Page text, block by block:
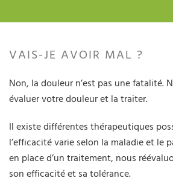
VAIS-JE AVOIR MAL ?
Non, la douleur n’est pas une fatalité.
évaluer votre douleur et la traiter.
Il existe différentes thérapeutiques
l’efficacité varie selon la maladie et le
en place d’un traitement, nous
son efficacité et sa tolérance.